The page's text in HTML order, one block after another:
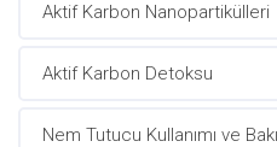
Aktif Karbon Nanopartikülleri
Aktif Karbon Detoksu
Nem Tutucu Kullanımı ve